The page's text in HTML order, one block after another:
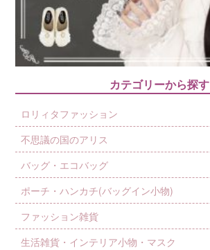
カテゴリーから探す
ロリィタファッション
不思議の国のアリス
バッグ・エコバッグ
ポーチ・ハンカチ(バッグイン小物)
ファッション雑貨
生活雑貨・インテリア小物・マスク